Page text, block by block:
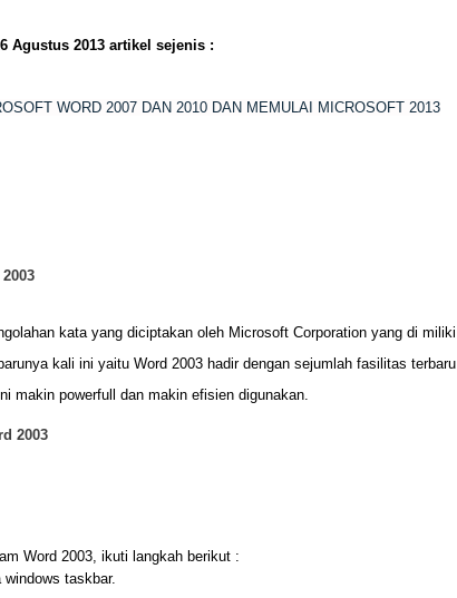
Agustus 2013 artikel sejenis :
WORD 2007 DAN 2010 DAN MEMULAI MICROSOFT 2013
kata yang diciptakan oleh Microsoft Corporation yang di miliki
kali ini yaitu Word 2003 hadir dengan sejumlah fasilitas terbaru
makin powerfull dan makin efisien digunakan.
2003
Word 2003, ikuti langkah berikut :
taskbar.